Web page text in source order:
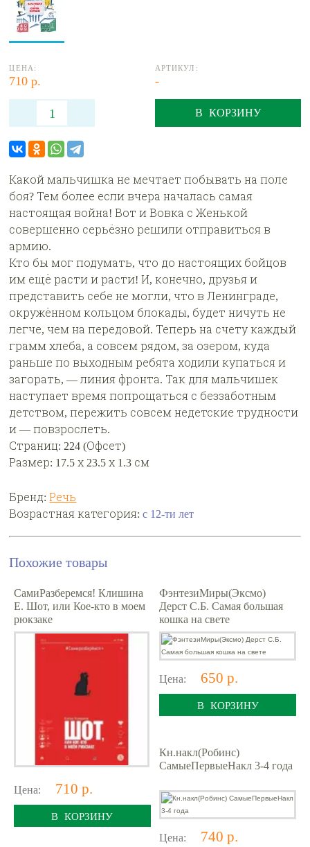
ЦЕНА:
710 р.
АРТИКУЛ:
-
В КОРЗИНУ
Какой мальчишка не мечтает побывать на поле
боя? Тем более если вчера началась самая
настоящая война! Вот и Вовка с Женькой
совершенно серьёзно решили отправиться в
армию.
Кто бы мог подумать, что до настоящих бойцов
им ещё расти и расти! И, конечно, друзья и
представить себе не могли, что в Ленинграде,
окружённом кольцом блокады, будет ничуть не
легче, чем на передовой. Теперь на счету каждый
грамм хлеба, а совсем рядом, за озером, куда
раньше по выходным ребята ходили купаться и
загорать, — линия фронта. Так для мальчишек
наступает время попрощаться с беззаботным
детством, пережить совсем недетские трудности
и — повзрослеть.
Страниц: 224 (Офсет)
Размер: 17.5 х 23.5 х 1.3 см
Бренд:Речь
Возрастная категория:с 12-ти лет
Похожие товары
СамиРазберемся! Клишина
Е. Шот, или Кое-кто в моем
рюкзаке
Цена: 710 р.
В КОРЗИНУ
ФэнтезиМиры(Эксмо)
Дерст С.Б. Самая большая
кошка на свете
Цена: 650 р.
В КОРЗИНУ
Кн.накл(Робинс)
СамыеПервыеНакл 3-4 года
Цена: 740 р.